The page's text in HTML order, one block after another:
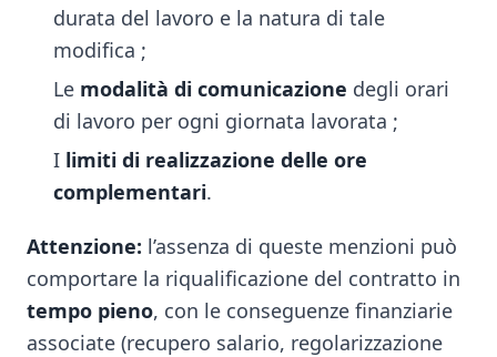
durata del lavoro e la natura di tale
modifica ;
Le modalità di comunicazione degli orari
di lavoro per ogni giornata lavorata ;
I limiti di realizzazione delle ore
complementari.
Attenzione: l’assenza di queste menzioni può
comportare la riqualificazione del contratto in
tempo pieno, con le conseguenze finanziarie
associate (recupero salario, regolarizzazione